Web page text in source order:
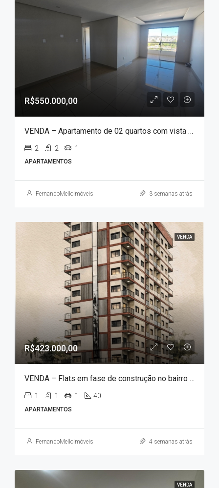
R$550.000,00
VENDA – Apartamento de 02 quartos com vista para a cidade!!
2 2 1
APARTAMENTOS
FernandoMelloImóveis 3 semanas atrás
VENDA
R$423.000,00
VENDA – Flats em fase de construção no bairro Centro, a 400 metros do Parque das Águas!!!
1 1 1 40
APARTAMENTOS
FernandoMelloImóveis 4 semanas atrás
VENDA